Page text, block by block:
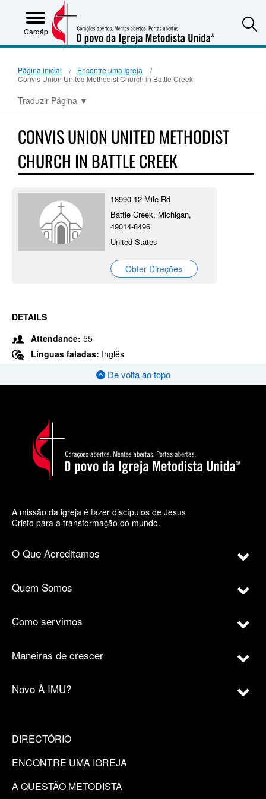
Cardápio
Página inicial
Encontre uma Igreja
Convis Union United Methodist Church in Battle Creek
Traduzir Página ▼
CONVIS UNION UNITED METHODIST
CHURCH IN BATTLE CREEK
18990 12 Mile Rd
Battle Creek, Michigan,
49014-8496
United States
Obter Direções
DETAILS
Attendance: 55
Línguas faladas: Inglês
De volta ao topo
A missão da igreja é fazer discípulos de Jesus
Cristo para a transformação do mundo.
O Que Acreditamos
Quem Somos
Como servimos
Maneiras de crescer
Novo À IMU?
DIRECTÓRIO
ENCONTRE UMA IGREJA
A QUESTÃO METODISTA